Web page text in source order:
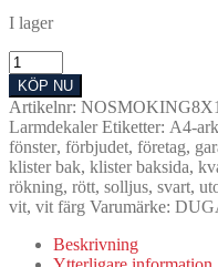
I lager
Rökning
Förbjuden
Dekaler
/
Stickers
6st
mängd
KÖP NU
Artikelnr:
Larmdekaler Etiketter: A4-ark
fönster, förbjudet, företag,
klister bak, klister baksida,
rökning, rött, solljus, svart,
vit, vit färg Varumärke:
Beskrivning